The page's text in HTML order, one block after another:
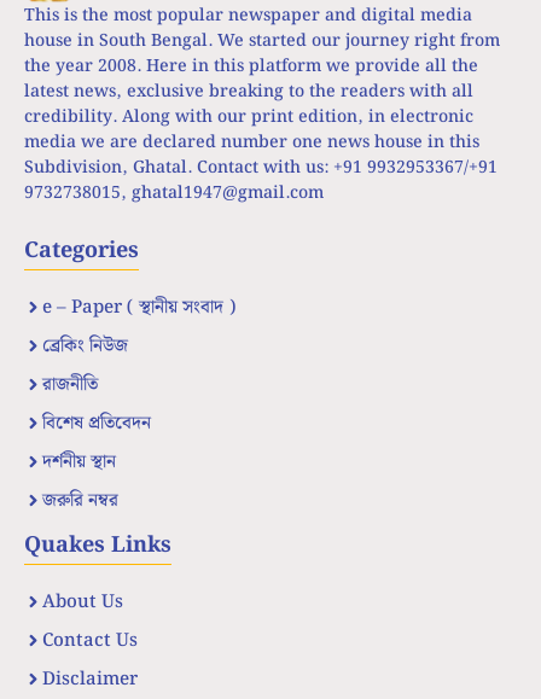
This is the most popular newspaper and digital media
house in South Bengal. We started our journey right from
the year 2008. Here in this platform we provide all the
latest news, exclusive breaking to the readers with all
credibility. Along with our print edition, in electronic
media we are declared number one news house in this
Subdivision, Ghatal. Contact with us: +91 9932953367/+91
9732738015, ghatal1947@gmail.com
Categories
e – Paper ( স্থানীয় সংবাদ )
ব্রেকিং নিউজ
রাজনীতি
বিশেষ প্রতিবেদন
দর্শনীয় স্থান
জরুরি নম্বর
Quakes Links
About Us
Contact Us
Disclaimer